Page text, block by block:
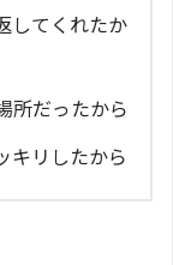
してくれたか
所だったから
キリしたから